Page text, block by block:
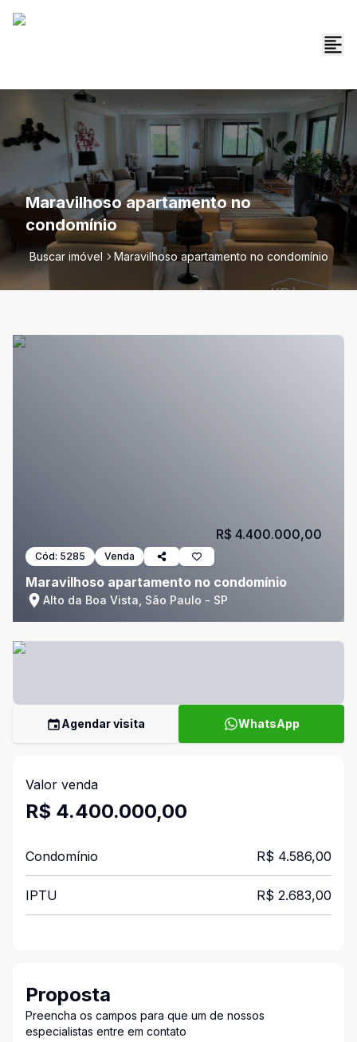
Maravilhoso apartamento no
condomínio
Buscar imóvel Maravilhoso apartamento no condomínio
Cód: 5285 Venda
Maravilhoso apartamento no condomínio
Alto da Boa Vista, São Paulo - SP
R$ 4.400.000,00
Agendar visita WhatsApp
Valor venda
R$ 4.400.000,00
Condomínio R$ 4.586,00
IPTU R$ 2.683,00
Proposta
Preencha os campos para que um de nossos
especialistas entre em contato